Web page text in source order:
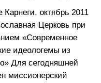
октябрь 2011
Церковь при
«Современное
идеологемы из
Для сегодняшней
миссионерский